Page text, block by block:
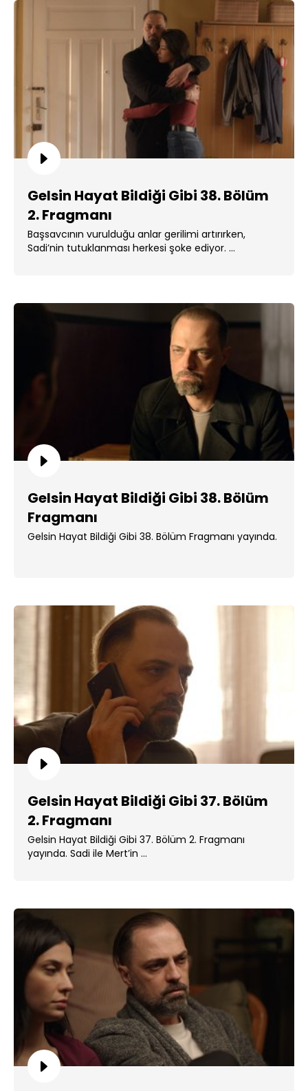
Gelsin Hayat Bildiği Gibi 38. Bölüm
2. Fragmanı
Başsavcının vurulduğu anlar gerilimi artırırken,
Sadi’nin tutuklanması herkesi şoke ediyor. ...
Gelsin Hayat Bildiği Gibi 38. Bölüm
Fragmanı
Gelsin Hayat Bildiği Gibi 38. Bölüm Fragmanı yayında.
Gelsin Hayat Bildiği Gibi 37. Bölüm
2. Fragmanı
Gelsin Hayat Bildiği Gibi 37. Bölüm 2. Fragmanı
yayında. Sadi ile Mert’in ...